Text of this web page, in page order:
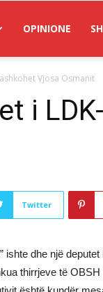
OPINIONE
Vjosa Osmanit
i
Twitter
ishte dhe një
thirrjeve të